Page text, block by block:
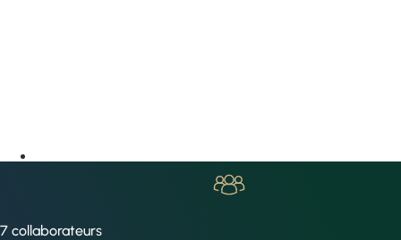
7 collaborateurs